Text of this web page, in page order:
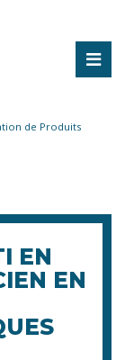
de Produits
EN
EN